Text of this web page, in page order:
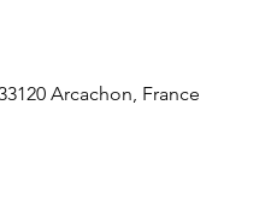
Arcachon, France